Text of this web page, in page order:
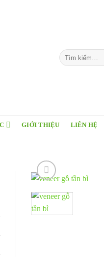
Tìm
kiếm:
GIỚI THIỆU LIÊN HỆ